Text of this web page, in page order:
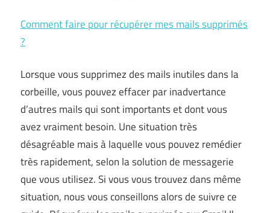
Comment faire pour récupérer mes mails supprimés
?
Lorsque vous supprimez des mails inutiles dans la
corbeille, vous pouvez effacer par inadvertance
d’autres mails qui sont importants et dont vous
avez vraiment besoin. Une situation très
désagréable mais à laquelle vous pouvez remédier
très rapidement, selon la solution de messagerie
que vous utilisez. Si vous vous trouvez dans même
situation, nous vous conseillons alors de suivre ce